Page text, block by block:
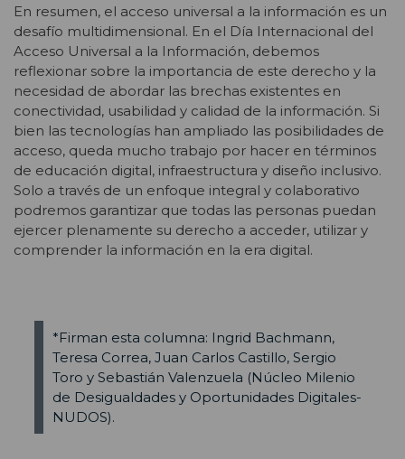
En resumen, el acceso universal a la información es un
desafío multidimensional. En el Día Internacional del
Acceso Universal a la Información, debemos
reflexionar sobre la importancia de este derecho y la
necesidad de abordar las brechas existentes en
conectividad, usabilidad y calidad de la información. Si
bien las tecnologías han ampliado las posibilidades de
acceso, queda mucho trabajo por hacer en términos
de educación digital, infraestructura y diseño inclusivo.
Solo a través de un enfoque integral y colaborativo
podremos garantizar que todas las personas puedan
ejercer plenamente su derecho a acceder, utilizar y
comprender la información en la era digital.
*Firman esta columna: Ingrid Bachmann,
Teresa Correa, Juan Carlos Castillo, Sergio
Toro y Sebastián Valenzuela (Núcleo Milenio
de Desigualdades y Oportunidades Digitales-
NUDOS).